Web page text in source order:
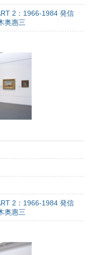
2：1966-1984 発信
奥惠三
2：1966-1984 発信
奥惠三